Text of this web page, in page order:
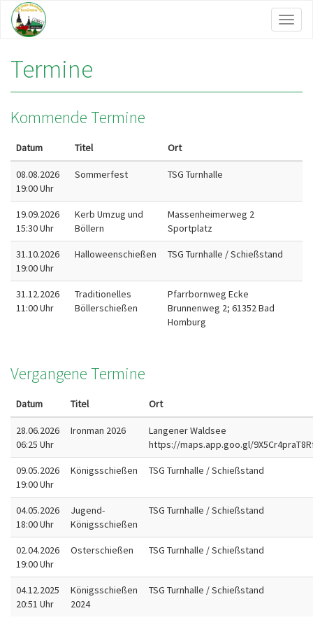
Termine
Kommende Termine
Datum Titel Ort
08.08.2026
19:00 Uhr
Sommerfest TSG Turnhalle
19.09.2026
15:30 Uhr
Kerb Umzug und
Böllern
Massenheimerweg 2
Sportplatz
31.10.2026
19:00 Uhr
Halloweenschießen TSG Turnhalle / Schießstand
31.12.2026
11:00 Uhr
Traditionelles
Böllerschießen
Pfarrbornweg Ecke
Brunnenweg 2; 61352 Bad
Homburg
Vergangene Termine
Datum Titel Ort
28.06.2026
06:25 Uhr
Ironman 2026
Langener Waldsee
https://maps.app.goo.gl/
09.05.2026
19:00 Uhr
Königsschießen TSG Turnhalle / Schießstand
04.05.2026
18:00 Uhr
Jugend-
Königsschießen
TSG Turnhalle / Schießstand
02.04.2026
19:00 Uhr
Osterschießen TSG Turnhalle / Schießstand
04.12.2025
20:51 Uhr
Königsschießen
2024
TSG Turnhalle / Schießstand